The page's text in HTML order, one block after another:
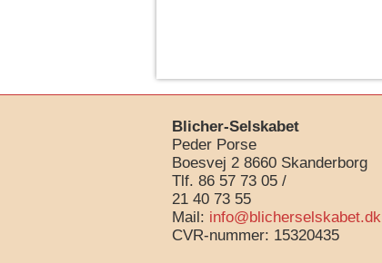
Blicher-Selskabet
Peder Porse
Boesvej 2 8660 Skanderborg
Tlf. 86 57 73 05 /
21 40 73 55
Mail: info@blicherselskabet.dk
CVR-nummer: 15320435